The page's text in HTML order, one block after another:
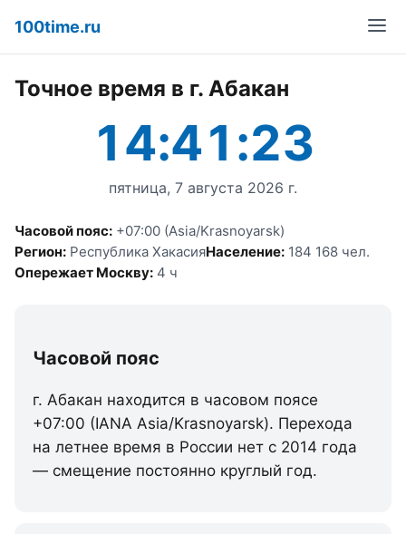
100time.ru
Точное время в г. Абакан
14:41:23
пятница, 7 августа 2026 г.
Часовой пояс: +07:00 (Asia/Krasnoyarsk)
Регион: Республика ХакасияНаселение: 184 168 чел.
Опережает Москву: 4 ч
Часовой пояс
г. Абакан находится в часовом поясе
+07:00 (IANA Asia/Krasnoyarsk). Перехода
на летнее время в России нет с 2014 года
— смещение постоянно круглый год.